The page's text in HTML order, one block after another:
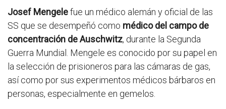
Josef Mengelefue un médico alemán y oficial de las
SS que se desempeñó como médico del campo de
concentración de Auschwitz, durante la Segunda
Guerra Mundial. Mengele es conocido por su papel en
la selección de prisioneros para las cámaras de gas,
así como por sus experimentos médicos bárbaros en
personas, especialmente en gemelos.